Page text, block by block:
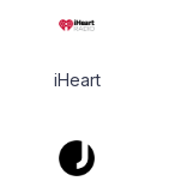
iHeart